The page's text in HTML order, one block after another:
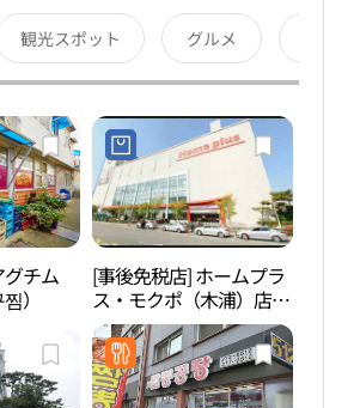
観光スポット グルメ
チム
）
[事後免税店] ホームプラ
ス・モクポ（木浦）店
(홈플러스 목포점)